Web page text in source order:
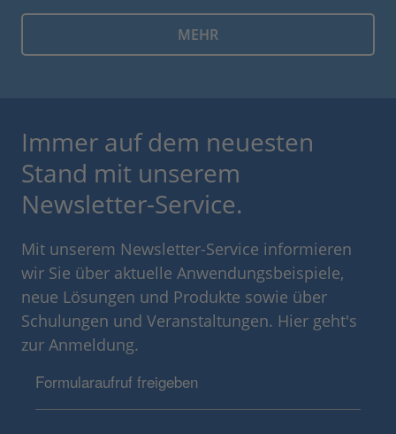
MEHR
Immer auf dem neuesten
Stand mit unserem
Newsletter-Service.
Mit unserem Newsletter-Service informieren
wir Sie über aktuelle Anwendungsbeispiele,
neue Lösungen und Produkte sowie über
Schulungen und Veranstaltungen. Hier geht's
zur Anmeldung.
Formularaufruf freigeben